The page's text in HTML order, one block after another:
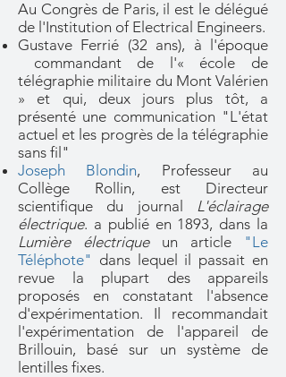
Au Congrès de Paris, il est le délégué
de l'Institution of Electrical Engineers.
Gustave Ferrié (32 ans), à l'époque
commandant de l'« école de
télégraphie militaire du Mont Valérien
» et qui, deux jours plus tôt, a
présenté une communication "L'état
actuel et les progrès de la télégraphie
sans fil"
Joseph Blondin, Professeur au
Collège Rollin, est Directeur
scientifique du journal L'éclairage
électrique. a publié en 1893, dans la
Lumière électriqueun article "Le
Téléphote" dans lequel il passait en
revue la plupart des appareils
proposés en constatant l'absence
d'expérimentation. Il recommandait
l'expérimentation de l'appareil de
Brillouin, basé sur un système de
lentilles fixes.